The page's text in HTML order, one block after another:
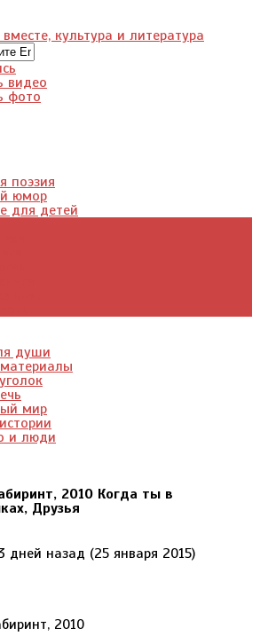
видео
фото
поэзия
юмор
для детей
души
мир
и люди
2010 Когда ты в
Друзья
дней назад (25 января 2015)
2010